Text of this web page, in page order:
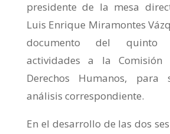
presidente de la mesa
Luis Enrique Miramontes
documento del quinto
actividades a la
Derechos Humanos,
análisis correspondiente.
En el desarrollo de las dos